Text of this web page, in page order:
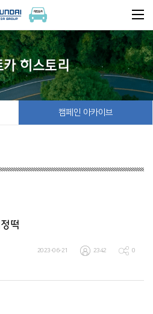
카 히스토리
캠페인 아카이브
떡
2023-06-21 2342 0